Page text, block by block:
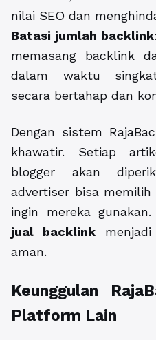
nilai SEO dan
Batasi jumlah backlink
memasang backlink
dalam waktu
secara bertahap dan
Dengan sistem
khawatir. Setiap
blogger akan
advertiser bisa
ingin mereka
jual backlink
aman.
Keunggulan
Platform Lain